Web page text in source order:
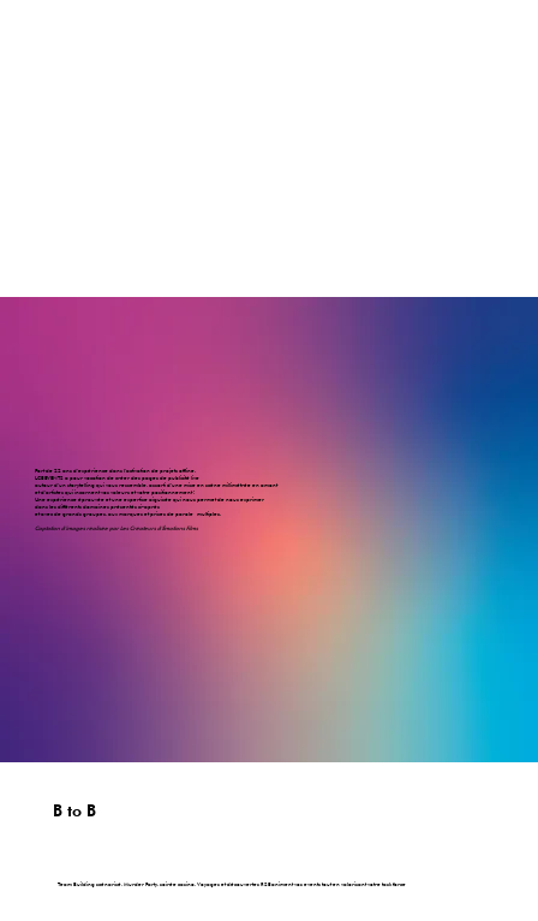
Fort de 22 ans d’expérience dans l’activation de projets offline,
LCE EVENTS a pour vocation de créer des pages de publicité live
autour d’un storytelling qui vous ressemble, assorti d’une mise en scène millimétrée en amont
et d’artistes qui incarnent vos valeurs et votre positionnement !
Une expérience éprouvée et une expertise aiguisée qui nous permet de nous exprimer
dans les différents domaines présentés ci-après
et avec de grands groupes, aux marques et prises de parole multiples.
Captation d'images réalisée par Les Créateurs d'Émotions Films
B to B
Team Building scénarisé, Murder Party, soirée casino, Voyages et découvertes RSE animent vos events tout en valorisant votre task force